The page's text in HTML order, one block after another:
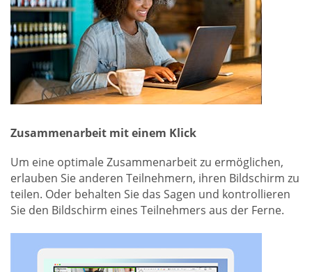
Zusammenarbeit mit einem Klick
Um eine optimale Zusammenarbeit zu ermöglichen,
erlauben Sie anderen Teilnehmern, ihren Bildschirm zu
teilen. Oder behalten Sie das Sagen und kontrollieren
Sie den Bildschirm eines Teilnehmers aus der Ferne.